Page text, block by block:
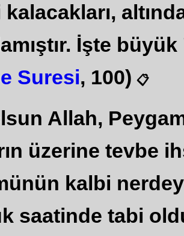
İşte
Suresi, 100) 📋
Allah,
üzerine tevbe
kalbi
saatinde tabi